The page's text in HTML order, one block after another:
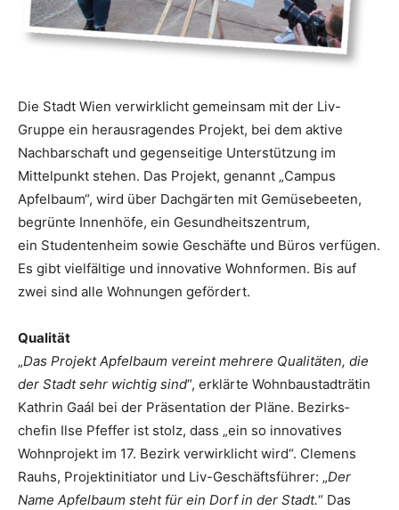
Die Stadt Wien verwirklicht gemeinsam mit der ­Liv-
Gruppe ein heraus­ragendes Projekt, bei dem aktive
Nachbarschaft und gegenseitige Unterstützung im
Mittelpunkt stehen. Das Projekt, genannt „Campus
Apfelbaum“, wird über Dachgärten mit Gemüse­beeten,
begrünte Innenhöfe, ein Gesundheitszentrum,
ein Studentenheim sowie Geschäf­te und Büros verfügen.
Es gibt vielfältige und inno­vative Wohnformen. Bis auf
zwei sind alle Wohnungen ­gefördert.
Qualität
„Das Projekt Apfelbaum vereint mehrere Qualitäten, die
der Stadt sehr wichtig sind“, erklärte Wohnbaustadträtin
Kathrin Gaál bei der Präsentation der Pläne. Bezirks­
chefin Ilse Pfeffer ist stolz, dass „ein so innovatives
Wohn­projekt im 17. Bezirk verwirklicht wird“. Clemens
Rauhs, ­Projektinitiator und Liv-Geschäfts­führer: „Der
Name Apfelbaum steht für ein Dorf in der Stadt.“ Das